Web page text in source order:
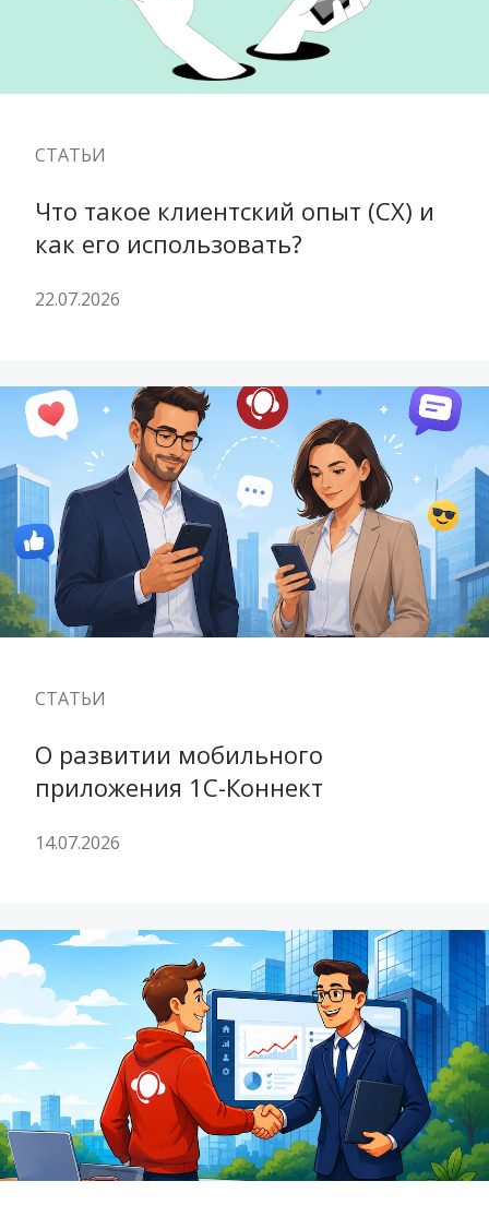
СТАТЬИ
Что такое клиентский опыт (CX) и
как его использовать?
22.07.2026
СТАТЬИ
О развитии мобильного
приложения 1С-Коннект
14.07.2026